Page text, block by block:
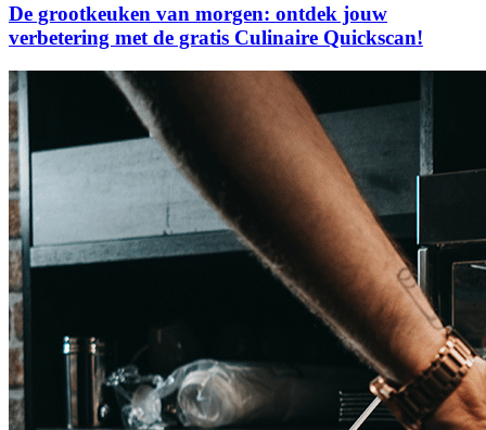
De grootkeuken van morgen: ontdek jouw
verbetering met de gratis Culinaire Quickscan!